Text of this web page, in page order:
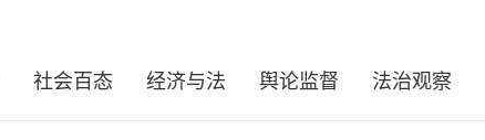
社会百态 经济与法 舆论监督 法治观察